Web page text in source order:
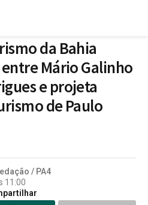
da Bahia
Mário Galinho
e projeta
de Paulo
/ PA4
11:00